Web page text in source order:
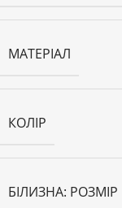
МАТЕРІАЛ
КОЛІР
БІЛИЗНА: РОЗМІР